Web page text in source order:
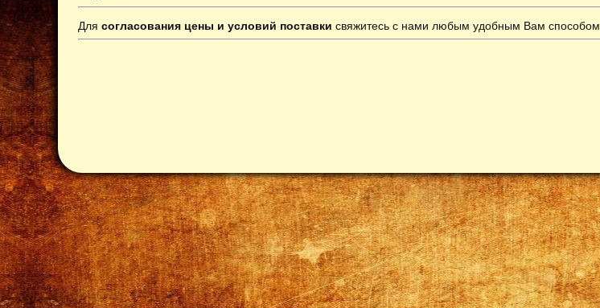
Для согласования цены и условий поставки свяжитесь с нами любым удобным Вам способом.